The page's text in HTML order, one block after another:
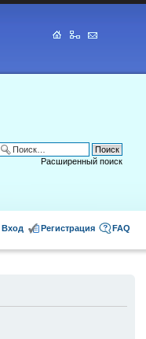
Расширенный поиск
FAQ
Регистрация
Вход